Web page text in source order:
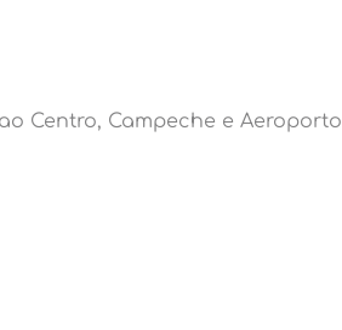
Centro, Campeche e Aeroporto